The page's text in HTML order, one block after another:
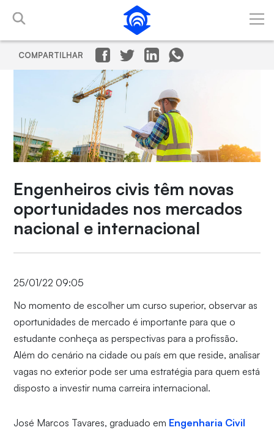
Pular para o Conteúdo principal
COMPARTILHAR
Engenheiros civis têm novas
oportunidades nos mercados
nacional e internacional
25/01/22 09:05
No momento de escolher um curso superior, observar as
oportunidades de mercado é importante para que o
estudante conheça as perspectivas para a profissão.
Além do cenário na cidade ou país em que reside, analisar
vagas no exterior pode ser uma estratégia para quem está
disposto a investir numa carreira internacional.
José Marcos Tavares, graduado em Engenharia Civil